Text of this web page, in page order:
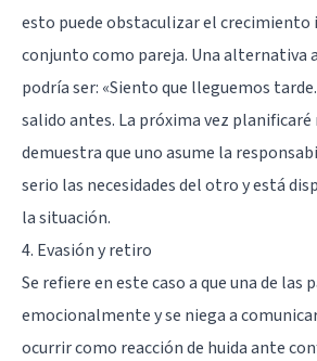
esto puede obstaculizar el crecimiento
conjunto como pareja. Una alternativa
podría ser: «Siento que lleguemos
salido antes. La próxima vez
demuestra que uno asume la
serio las necesidades del otro y está
la situación.
4. Evasión y retiro
Se refiere en este caso a que una de las
emocionalmente y se niega a
ocurrir como reacción de huida ante